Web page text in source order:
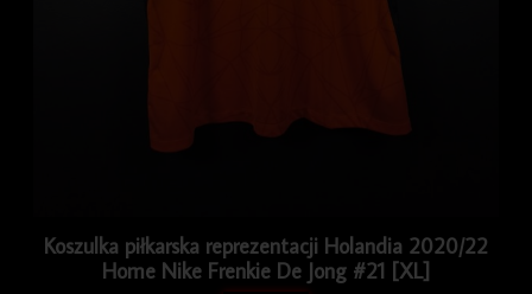
Koszulka piłkarska reprezentacji Holandia 2020/22
Home Nike Frenkie De Jong #21 [XL]